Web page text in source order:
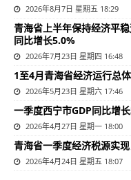
2026年8月7日 星期五 18:29
青海省上半年保持经济平
同比增长5.0%
2026年7月23日 星期四 16:48
1至4月青海省经济运行总
2026年5月23日 星期六 17:46
一季度西宁市GDP同比增
2026年4月27日 星期一 18:00
青海省一季度经济税源实
2026年4月24日 星期五 18:07